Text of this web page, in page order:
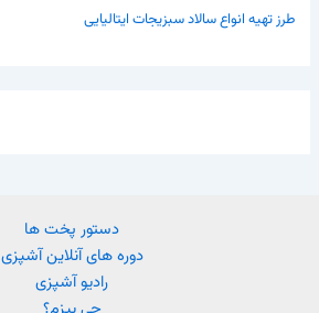
طرز تهیه انواع سالاد سبزیجات ایتالیایی
دستور پخت ها
دوره های آنلاین آشپزی
رادیو آشپزی